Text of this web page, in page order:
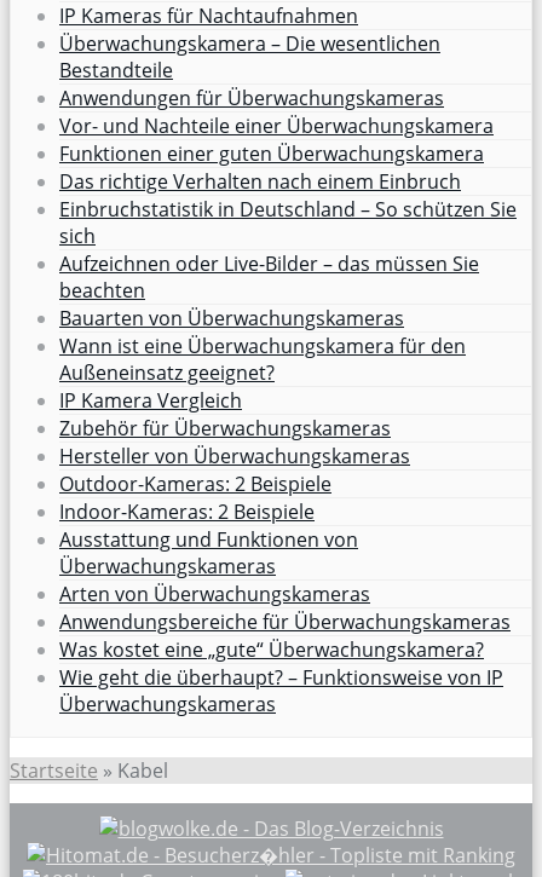
IP Kameras für Nachtaufnahmen
Überwachungskamera – Die wesentlichen
Bestandteile
Anwendungen für Überwachungskameras
Vor- und Nachteile einer Überwachungskamera
Funktionen einer guten Überwachungskamera
Das richtige Verhalten nach einem Einbruch
Einbruchstatistik in Deutschland – So schützen Sie
sich
Aufzeichnen oder Live-Bilder – das müssen Sie
beachten
Bauarten von Überwachungskameras
Wann ist eine Überwachungskamera für den
Außeneinsatz geeignet?
IP Kamera Vergleich
Zubehör für Überwachungskameras
Hersteller von Überwachungskameras
Outdoor-Kameras: 2 Beispiele
Indoor-Kameras: 2 Beispiele
Ausstattung und Funktionen von
Überwachungskameras
Arten von Überwachungskameras
Anwendungsbereiche für Überwachungskameras
Was kostet eine „gute“ Überwachungskamera?
Wie geht die überhaupt? – Funktionsweise von IP
Überwachungskameras
Startseite » Kabel